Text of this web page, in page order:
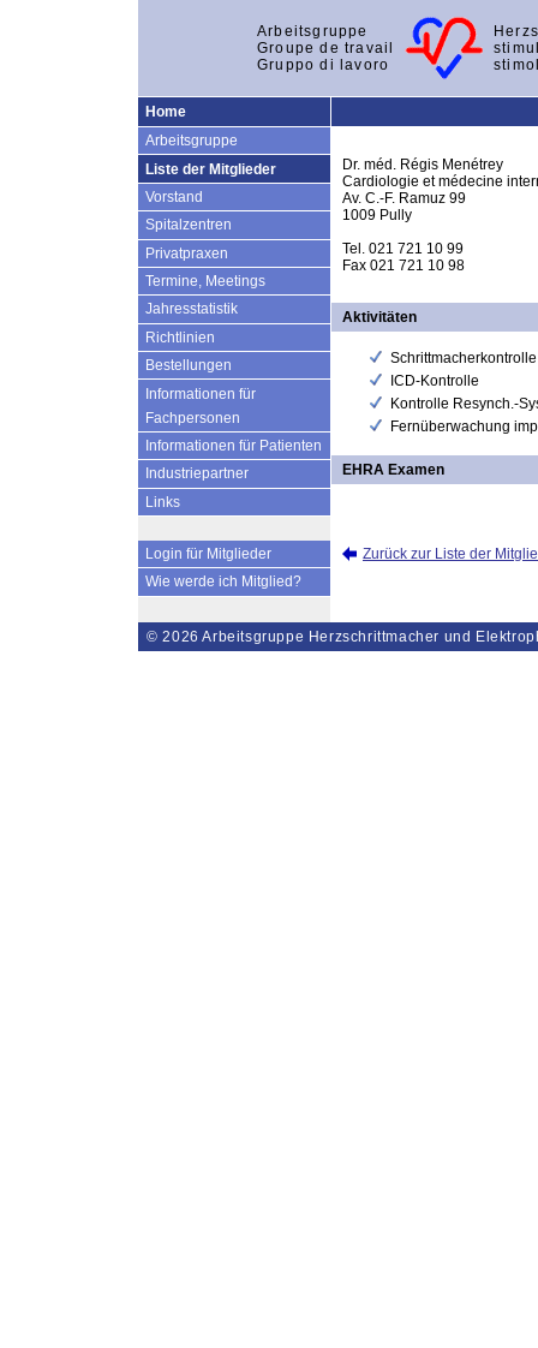
Arbeitsgruppe
Groupe de travail
Gruppo di lavoro
Home
Arbeitsgruppe
Liste der Mitglieder
Vorstand
Spitalzentren
Privatpraxen
Termine, Meetings
Jahresstatistik
Richtlinien
Bestellungen
Informationen für
Fachpersonen
Informationen für Patienten
Industriepartner
Links
Login für Mitglieder
Wie werde ich Mitglied?
Dr. méd. Régis Menétrey
Cardiologie et médecine
Av. C.-F. Ramuz 99
1009 Pully
Tel. 021 721 10 99
Fax 021 721 10 98
Aktivitäten
Schrittmacherkontrolle
ICD-Kontrolle
Kontrolle Resynch.-
Fernüberwachung
EHRA Examen
Zurück zur Liste der
© 2026 Arbeitsgruppe Herzschrittmacher und